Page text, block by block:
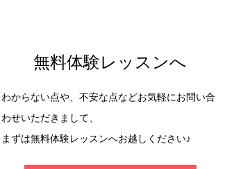
無料体験レッスンへ
わからない点や、不安な点などお気軽にお問い合
わせいただきまして、
まずは無料体験レッスンへお越しください♪